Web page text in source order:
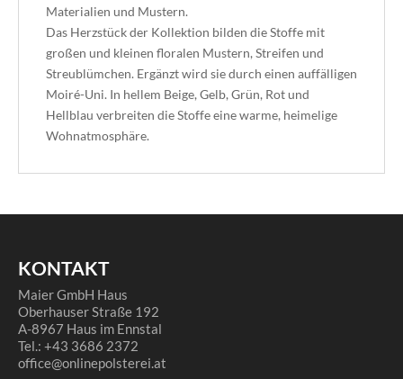
Materialien und Mustern.
Das Herzstück der Kollektion bilden die Stoffe mit
großen und kleinen floralen Mustern, Streifen und
Streublümchen. Ergänzt wird sie durch einen auffälligen
Moiré-Uni. In hellem Beige, Gelb, Grün, Rot und
Hellblau verbreiten die Stoffe eine warme, heimelige
Wohnatmosphäre.
KONTAKT
Maier GmbH Haus
Oberhauser Straße 192
A-8967 Haus im Ennstal
Tel.: +43 3686 2372
office@onlinepolsterei.at